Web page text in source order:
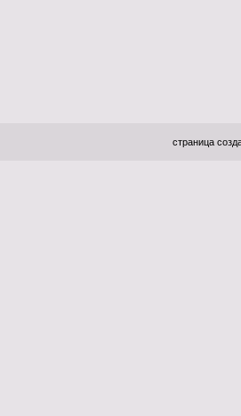
страница